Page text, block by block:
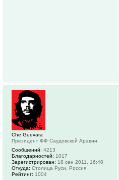
Che Guevara
Президент ФФ Саудовской Аравии
Сообщений: 4213
Благодарностей: 1017
Зарегистрирован: 18 сен 2011, 16:40
Откуда: Столица Руси, Россия
Рейтинг: 1004